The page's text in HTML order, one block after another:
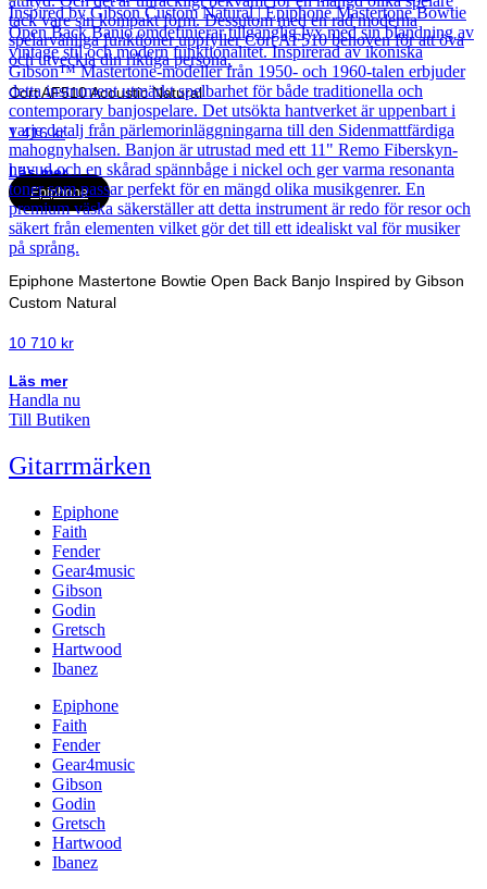
Cort AF510 Acoustic Natural
1 416kr
Läs mer
Epiphone
Epiphone Mastertone Bowtie Open Back Banjo Inspired by Gibson
Custom Natural
10 710 kr
Läs mer
Handla nu
Till Butiken
Gitarrmärken
Epiphone
Faith
Fender
Gear4music
Gibson
Godin
Gretsch
Hartwood
Ibanez
Epiphone
Faith
Fender
Gear4music
Gibson
Godin
Gretsch
Hartwood
Ibanez